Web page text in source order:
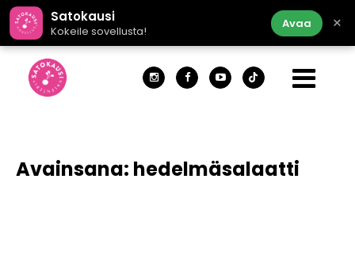
Satokausi
Kokeile sovellusta!
Avaa ×
Avainsana: hedelmäsalaatti